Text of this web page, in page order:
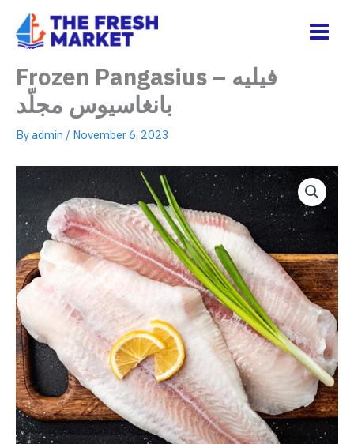
content
The Fresh Market
Frozen Pangasius – فيليه
بانغاسيوس مجلّد
Byadmin / November 6, 2023